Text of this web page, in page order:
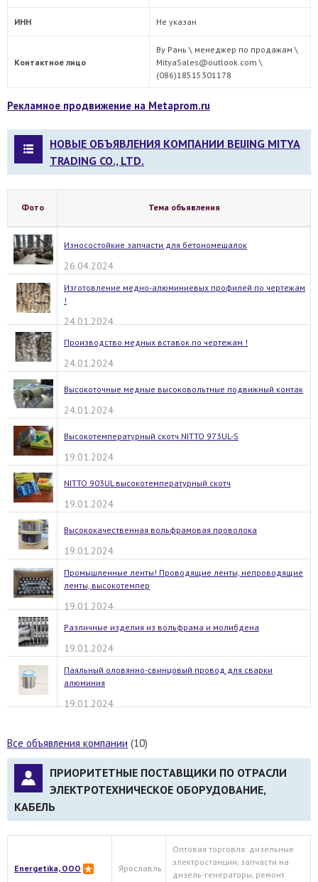
ИНН Не указан
Контактное лицо
Ву Рань \ менеджер по продажам \
MityaSales@outlook.com \
(086)18515301178
Рекламное продвижение на Metaprom.ru
НОВЫЕ ОБЪЯВЛЕНИЯ КОМПАНИИ BEIJING MITYA
TRADING CO., LTD.
Фото Тема объявления
Износостойкие запчасти для бетономешалок
26.04.2024
Изготовление медно-алюминиевых профилей по чертежам
!
24.01.2024
Производство медных вставок по чертежам !
24.01.2024
Высокоточные медные высоковольтные подвижный контак
24.01.2024
Высокотемпературный скотч NITTO 973UL-S
19.01.2024
NITTO 903UL высокотемпературный скотч
19.01.2024
Высококачественная вольфрамовая проволока
19.01.2024
Промышленные ленты! Проводящие ленты, непроводящие
ленты, высокотемпер
19.01.2024
Различные изделия из вольфрама и молибдена
19.01.2024
Паяльный оловянно-свинцовый провод для сварки
алюминия
19.01.2024
Все объявления компании (10)
ПРИОРИТЕТНЫЕ ПОСТАВЩИКИ ПО ОТРАСЛИ
ЭЛЕКТРОТЕХНИЧЕСКОЕ ОБОРУДОВАНИЕ,
КАБЕЛЬ
Energetika, OOO Ярославль
Оптовая торговля: дизельные
электростанции, запчасти на
дизель-генераторы, ремонт